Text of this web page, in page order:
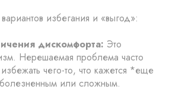
избегания и «выгод»:
дискомфорта: Это
Нерешаемая проблема часто
чего-то, что кажется *еще
или сложным.